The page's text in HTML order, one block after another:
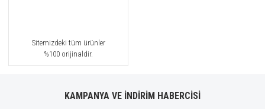
Sitemizdeki tüm ürünler
%100 orijinaldir.
KAMPANYA VE İNDİRİM HABERCİSİ